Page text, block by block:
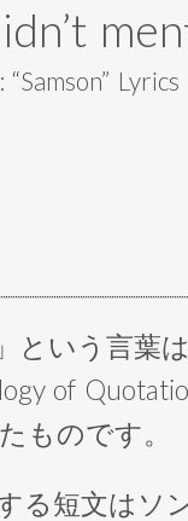
という言葉
of
ものです。
る短文はソ